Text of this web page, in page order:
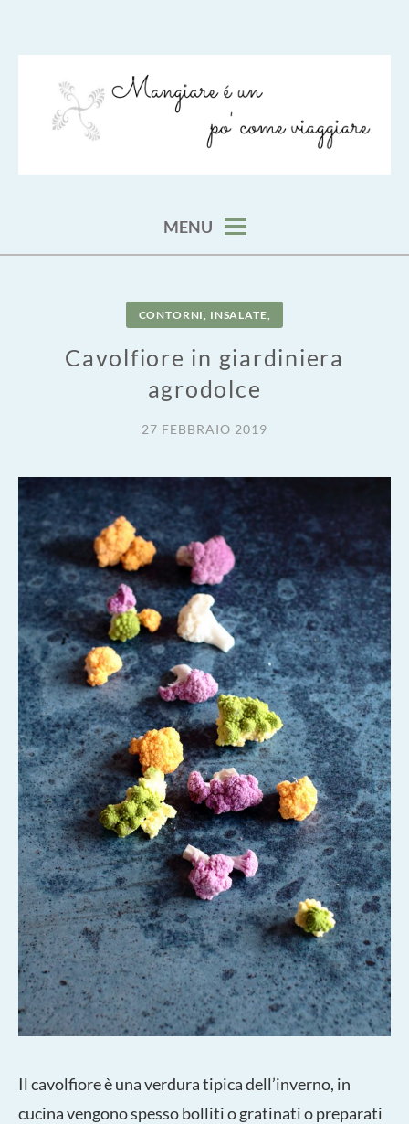
MENU
CONTORNI, INSALATE,
Cavolfiore in giardiniera
agrodolce
27 FEBBRAIO 2019
Il cavolfiore è una verdura tipica dell’inverno, in
cucina vengono spesso bolliti o gratinati o preparati